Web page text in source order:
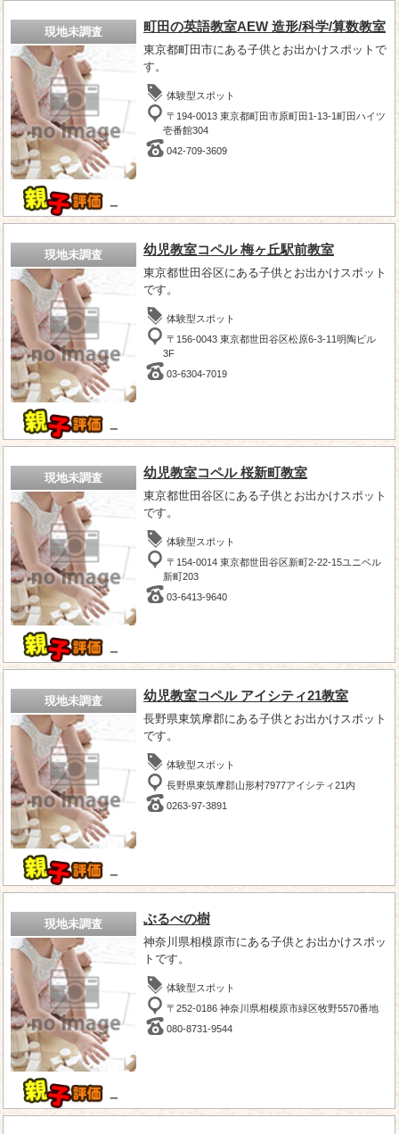
現地未調査
－
町田の英語教室AEW 造形/科学/算数教室
東京都町田市にある子供とお出かけスポットで
す。
体験型スポット
〒194-0013 東京都町田市原町田1-13-1町田ハイツ
壱番館304
042-709-3609
現地未調査
－
幼児教室コペル 梅ヶ丘駅前教室
東京都世田谷区にある子供とお出かけスポット
です。
体験型スポット
〒156-0043 東京都世田谷区松原6-3-11明陶ビル
3F
03-6304-7019
現地未調査
－
幼児教室コペル 桜新町教室
東京都世田谷区にある子供とお出かけスポット
です。
体験型スポット
〒154-0014 東京都世田谷区新町2-22-15ユニベル
新町203
03-6413-9640
現地未調査
－
幼児教室コペル アイシティ21教室
長野県東筑摩郡にある子供とお出かけスポット
です。
体験型スポット
長野県東筑摩郡山形村7977アイシティ21内
0263-97-3891
現地未調査
－
ぶるべの樹
神奈川県相模原市にある子供とお出かけスポッ
トです。
体験型スポット
〒252-0186 神奈川県相模原市緑区牧野5570番地
080-8731-9544